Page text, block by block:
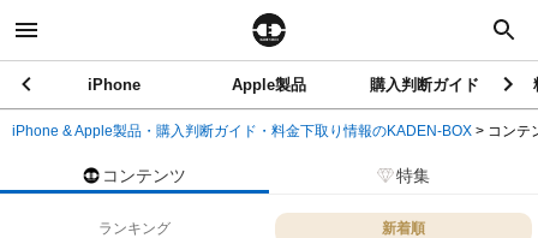
iPhone Apple製品 購入判断ガイド
iPhone & Apple製品・購入判断ガイド・料金下取り情報のKADEN-BOX > コンテ
コンテンツ 特集
ランキング 新着順